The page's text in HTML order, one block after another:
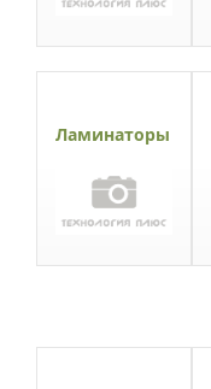
Ламинаторы